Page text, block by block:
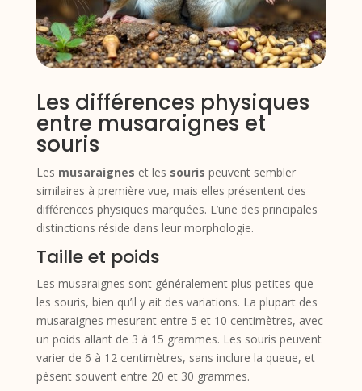
Les différences physiques
entre musaraignes et
souris
Les musaraignes et les souris peuvent sembler
similaires à première vue, mais elles présentent des
différences physiques marquées. L’une des principales
distinctions réside dans leur morphologie.
Taille et poids
Les musaraignes sont généralement plus petites que
les souris, bien qu’il y ait des variations. La plupart des
musaraignes mesurent entre 5 et 10 centimètres, avec
un poids allant de 3 à 15 grammes. Les souris peuvent
varier de 6 à 12 centimètres, sans inclure la queue, et
pèsent souvent entre 20 et 30 grammes.